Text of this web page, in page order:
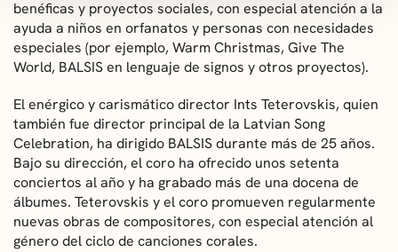
benéficas y proyectos sociales, con especial atención a la
ayuda a niños en orfanatos y personas con necesidades
especiales (por ejemplo, Warm Christmas, Give The
World, BALSIS en lenguaje de signos y otros proyectos).
El enérgico y carismático director Ints Teterovskis, quien
también fue director principal de la Latvian Song
Celebration, ha dirigido BALSIS durante más de 25 años.
Bajo su dirección, el coro ha ofrecido unos setenta
conciertos al año y ha grabado más de una docena de
álbumes. Teterovskis y el coro promueven regularmente
nuevas obras de compositores, con especial atención al
género del ciclo de canciones corales.